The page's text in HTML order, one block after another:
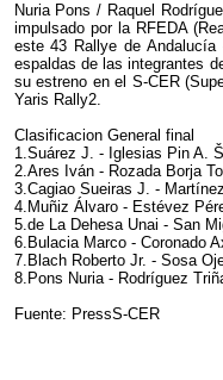
Nuria Pons / Raquel
impulsado por la RFEDA
este 43 Rallye de
espaldas de las integrantes
su estreno en el S-CER
Yaris Rally2.
Clasificacion General final
1.Suárez J. - Iglesias Pin A.
2.Ares Iván - Rozada Borja
3.Cagiao Sueiras J. -
4.Muñiz Álvaro - Estévez
5.de La Dehesa Unai - San
6.Bulacia Marco - Coronado
7.Blach Roberto Jr. - Sosa
8.Pons Nuria - Rodríguez
Fuente: PressS-CER